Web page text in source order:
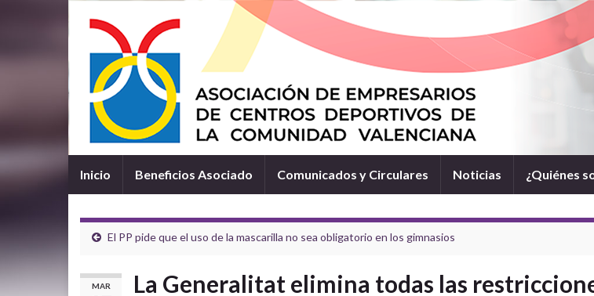
Inicio Beneficios Asociado Comunicados y Circulares Noticias ¿Quiénes
El PP pide que el uso de la mascarilla no sea obligatorio en los gimnasios
MAR La Generalitat elimina todas las